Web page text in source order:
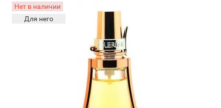
Нет в наличии
Для него